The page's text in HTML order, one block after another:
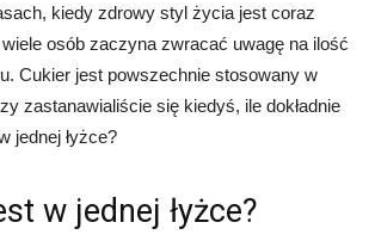
kiedy zdrowy styl życia jest coraz
osób zaczyna zwracać uwagę na ilość
Cukier jest powszechnie stosowany w
zastanawialiście się kiedyś, ile dokładnie
jednej łyżce?
w jednej łyżce?